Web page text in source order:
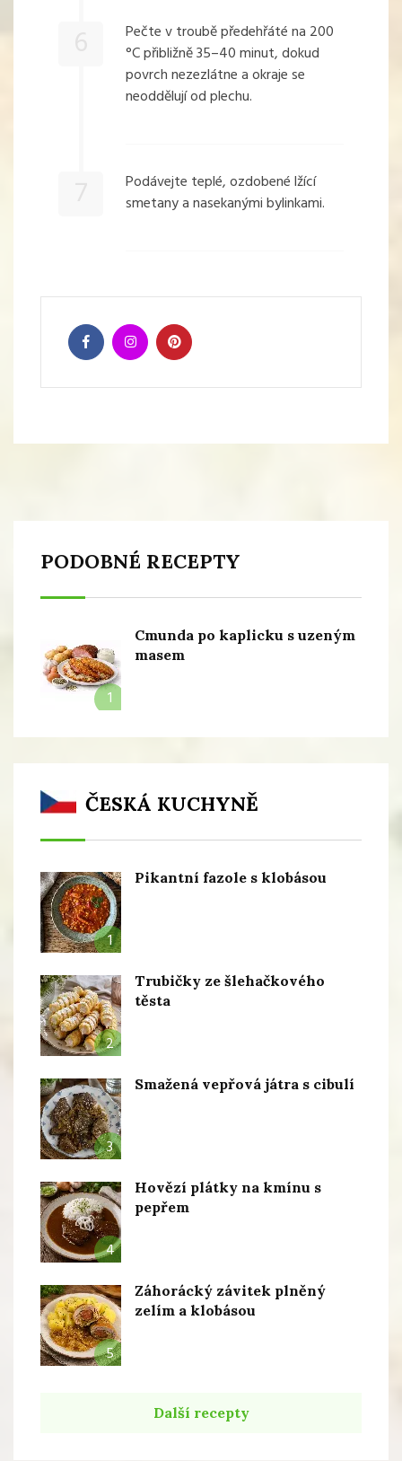
Pečte v troubě předehřáté na 200
°C přibližně 35–40 minut, dokud
povrch nezezlátne a okraje se
neoddělují od plechu.
Podávejte teplé, ozdobené lžící
smetany a nasekanými bylinkami.
PODOBNÉ RECEPTY
1
Cmunda po kaplicku s uzeným
masem
ČESKÁ KUCHYNĚ
1
Pikantní fazole s klobásou
2
Trubičky ze šlehačkového
těsta
3
Smažená vepřová játra s cibulí
4
Hovězí plátky na kmínu s
pepřem
5
Záhorácký závitek plněný
zelím a klobásou
Další recepty